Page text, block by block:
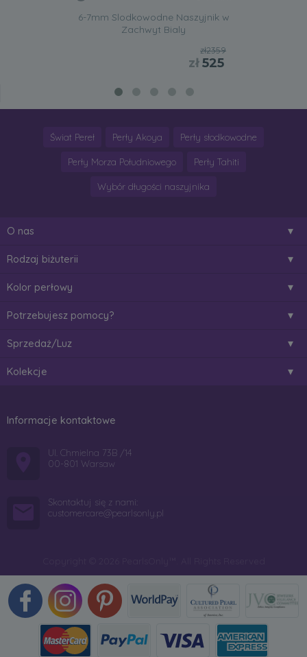
6-7mm Slodkowodne Naszyjnik w
Zachwyt Bialy
zł2359
zł525
Świat Pereł Perły Akoya Perły słodkowodne
Perły Morza Południowego Perły Tahiti
Wybór długości naszyjnika
O nas
Rodzaj biżuterii
Kolor perłowy
Potrzebujesz pomocy?
Sprzedaż/Luz
Kolekcje
Informacje kontaktowe
Ul. Chmielna 73B /14
00-801 Warsaw
Skontaktuj się z nami:
customercare@pearlsonly.pl